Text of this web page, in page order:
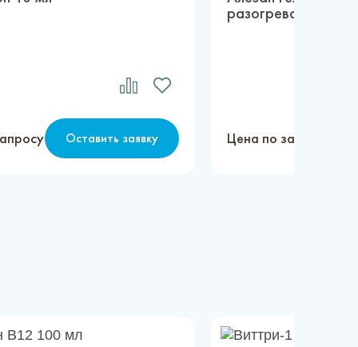
Оставить заявку
разогревающий
Цена по запросу